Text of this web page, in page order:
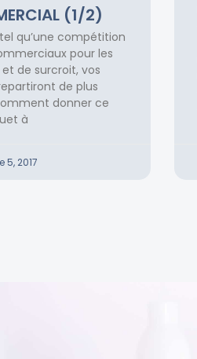
(1/2)
qu’une compétition
pour les
de surcroit, vos
de plus
donner ce
à
5, 2017